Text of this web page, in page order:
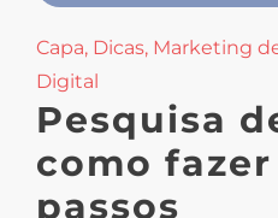
Capa, Dicas, Marketing
Digital
Pesquisa
como fazer
passos